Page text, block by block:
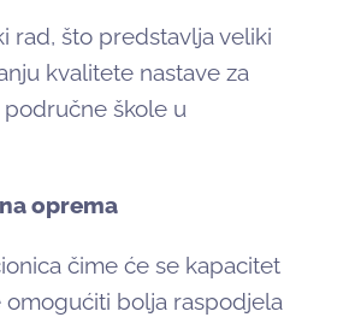
rad, što predstavlja veliki
kvalitete nastave za
škole u
oprema
čime će se kapacitet
omogućiti bolja raspodjela